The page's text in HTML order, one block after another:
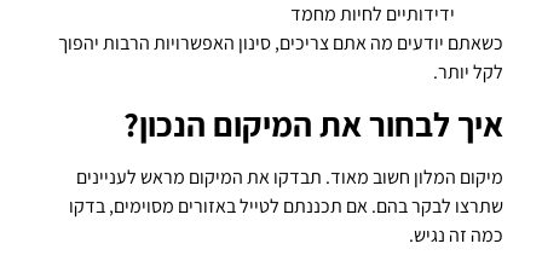
ידידותיים לחיות מחמד
כשאתם יודעים מה אתם צריכים, סינון האפשרויות הרבות יהפוך
לקל יותר.
איך לבחור את המיקום הנכון?
מיקום המלון חשוב מאוד. תבדקו את המיקום מראש לעניינים
שתרצו לבקר בהם. אם תכננתם לטייל באזורים מסוימים, בדקו
כמה זה נגיש.